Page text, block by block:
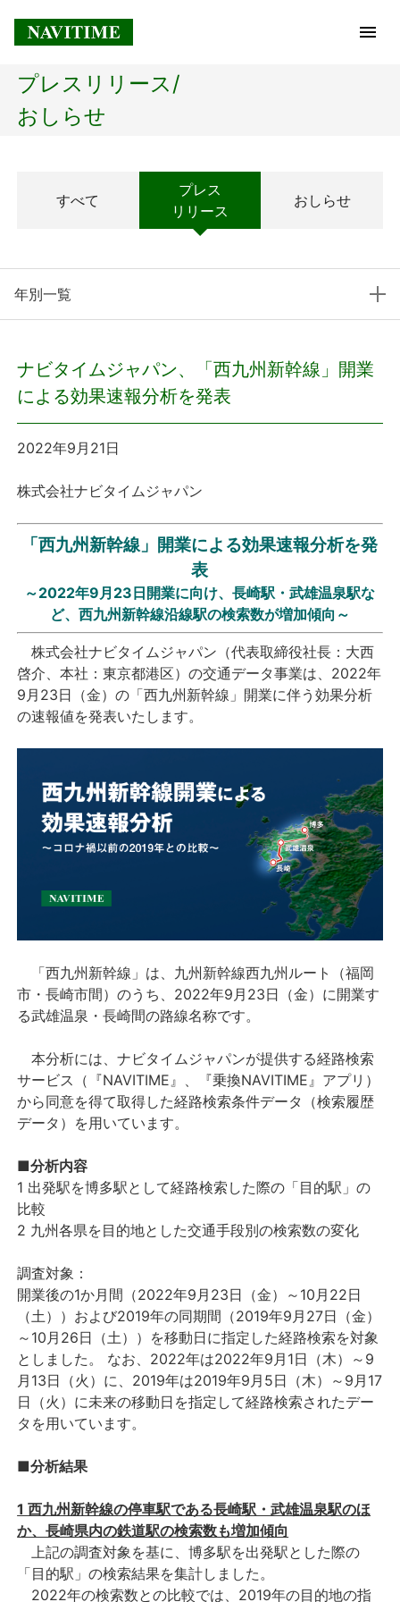
トップページ
経営理念
プレスリリース
プレスリリース
おしらせ
サービス
法人向けサービス
採用情報
English
プレスリリース/
おしらせ
すべて
プレス
リリース
おしらせ
年別一覧
ナビタイムジャパン、「西九州新幹線」開業
による効果速報分析を発表
2022年9月21日
株式会社ナビタイムジャパン
「西九州新幹線」開業による効果速報分析を発
表
～2022年9月23日開業に向け、長崎駅・武雄温泉駅な
ど、西九州新幹線沿線駅の検索数が増加傾向～
株式会社ナビタイムジャパン（代表取締役社長：大西
啓介、本社：東京都港区）の交通データ事業は、2022年
9月23日（金）の「西九州新幹線」開業に伴う効果分析
の速報値を発表いたします。
「西九州新幹線」は、九州新幹線西九州ルート（福岡
市・長崎市間）のうち、2022年9月23日（金）に開業す
る武雄温泉・長崎間の路線名称です。
本分析には、ナビタイムジャパンが提供する経路検索
サービス（『NAVITIME』、『乗換NAVITIME』アプリ）
から同意を得て取得した経路検索条件データ（検索履歴
データ）を用いています。
■分析内容
1 出発駅を博多駅として経路検索した際の「目的駅」の
比較
2 九州各県を目的地とした交通手段別の検索数の変化
調査対象：
開業後の1か月間（2022年9月23日（金）～10月22日
（土））および2019年の同期間（2019年9月27日（金）
～10月26日（土））を移動日に指定した経路検索を対象
としました。 なお、2022年は2022年9月1日（木）～9
月13日（火）に、2019年は2019年9月5日（木）～9月17
日（火）に未来の移動日を指定して経路検索されたデー
タを用いています。
■分析結果
1 西九州新幹線の停車駅である長崎駅・武雄温泉駅のほ
か、長崎県内の鉄道駅の検索数も増加傾向
上記の調査対象を基に、博多駅を出発駅とした際の
「目的駅」の検索結果を集計しました。
2022年の検索数との比較では、2019年の目的地の指